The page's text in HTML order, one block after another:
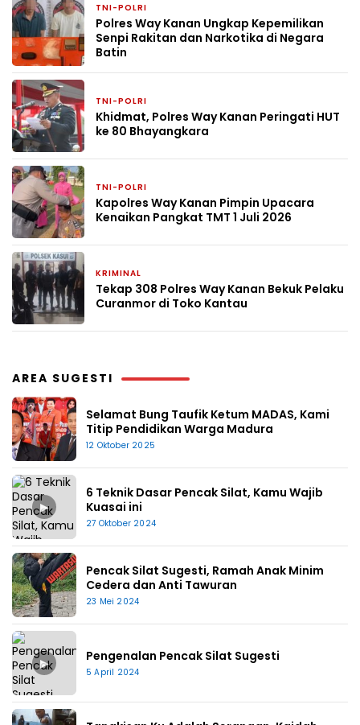
TNI-POLRI
Polres Way Kanan Ungkap Kepemilikan
Senpi Rakitan dan Narkotika di Negara
Batin
TNI-POLRI
Khidmat, Polres Way Kanan Peringati HUT
ke 80 Bhayangkara
TNI-POLRI
Kapolres Way Kanan Pimpin Upacara
Kenaikan Pangkat TMT 1 Juli 2026
KRIMINAL
Tekap 308 Polres Way Kanan Bekuk Pelaku
Curanmor di Toko Kantau
AREA SUGESTI
Selamat Bung Taufik Ketum MADAS, Kami
Titip Pendidikan Warga Madura
12 Oktober 2025
▶
6 Teknik Dasar Pencak Silat, Kamu Wajib
Kuasai ini
27 Oktober 2024
Pencak Silat Sugesti, Ramah Anak Minim
Cedera dan Anti Tawuran
23 Mei 2024
▶ Pengenalan Pencak Silat Sugesti
5 April 2024